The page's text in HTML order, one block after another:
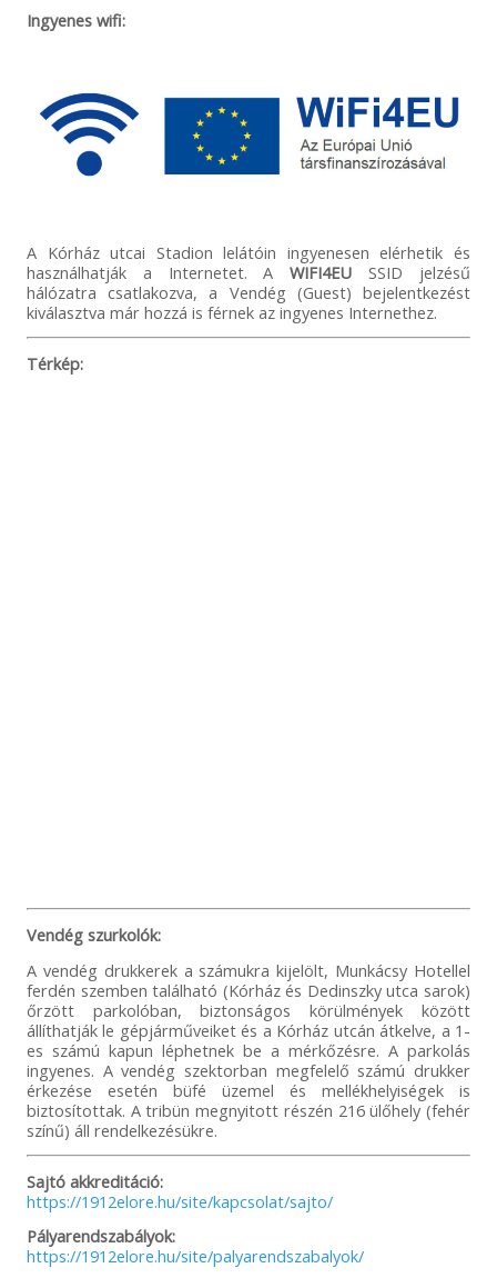
Ingyenes wifi:
A Kórház utcai Stadion lelátóin ingyenesen elérhetik és
használhatják a Internetet. AWIFI4EU SSID jelzésű
hálózatra csatlakozva, a Vendég (Guest) bejelentkezést
kiválasztva már hozzá is férnek az ingyenes Internethez.
Térkép:
Vendég szurkolók:
A vendég drukkerek a számukra kijelölt, Munkácsy Hotellel
ferdén szemben található (Kórház és Dedinszky utca sarok)
őrzött parkolóban, biztonságos körülmények között
állíthatják le gépjárműveiket és a Kórház utcán átkelve, a 1-
es számú kapun léphetnek be a mérkőzésre. A parkolás
ingyenes. A vendég szektorban megfelelő számú drukker
érkezése esetén büfé üzemel és mellékhelyiségek is
biztosítottak. A tribün megnyitott részén 216 ülőhely (fehér
színű) áll rendelkezésükre.
Sajtó akkreditáció:
https://1912elore.hu/site/kapcsolat/sajto/
Pályarendszabályok:
https://1912elore.hu/site/palyarendszabalyok/